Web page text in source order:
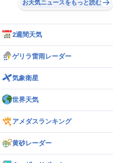
お天気ニュースをもっと読む
2週間天気
ゲリラ雷雨レーダー
気象衛星
世界天気
アメダスランキング
黄砂レーダー